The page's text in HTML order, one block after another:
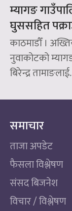
म्यागङ
घुससहित
काठमाडौँ ।
नुवाकोटको
बिरेन्द्र
समाचार
ताजा अपडेट
फैसला विश्लेषण
संसद बिजनेश
विचार / विश्लेषण